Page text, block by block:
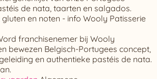
de nata, taarten en salgados.
gluten en noten - info Wooly Patisserie
franchisenemer bij Wooly
bewezen Belgisch-Portugees concept,
en authentieke pastéis de nata.